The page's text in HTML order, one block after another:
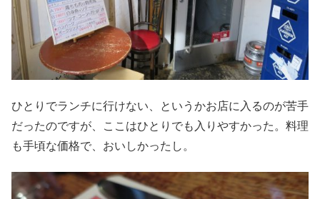
ひとりでランチに行けない、というかお店に入るのが苦手
だったのですが、ここはひとりでも入りやすかった。料理
も手頃な価格で、おいしかったし。